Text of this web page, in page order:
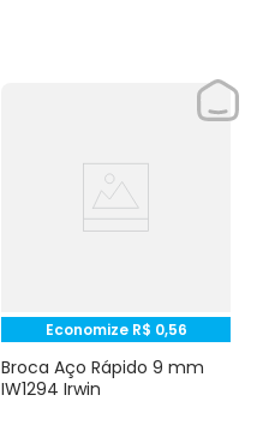
Economize R$ 0,56
Broca Aço Rápido 9 mm
IW1294 Irwin